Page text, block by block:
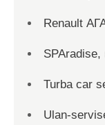
Renault
SPAradise,
Turba car
Ulan-